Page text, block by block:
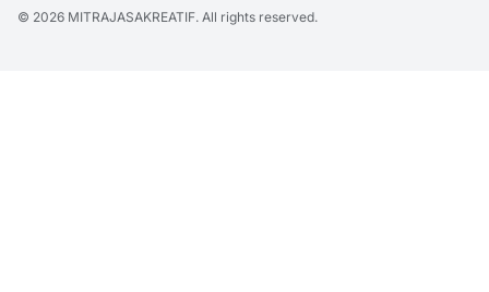
© 2026 MITRAJASAKREATIF. All rights reserved.